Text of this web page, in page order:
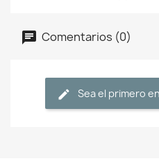
Comentarios (0)
Sea el primero